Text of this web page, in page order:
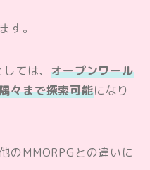
す。
しては、オープンワール
々まで探索可能になり
のMMORPGとの違いに